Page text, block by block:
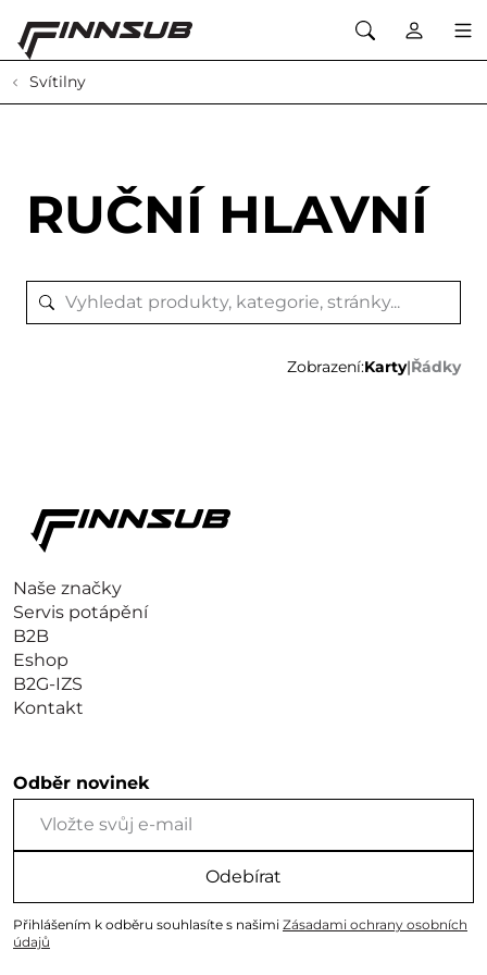
Svítilny
RUČNÍ HLAVNÍ
Zobrazení:Karty|Řádky
Naše značky
Servis potápění
B2B
Eshop
B2G-IZS
Kontakt
Odběr novinek
Odebírat
Přihlášením k odběru souhlasíte s našimi Zásadami ochrany osobních
údajů